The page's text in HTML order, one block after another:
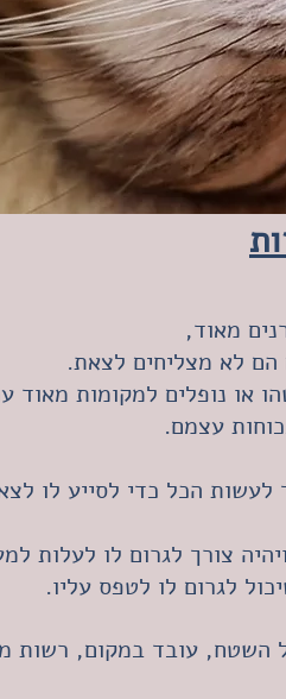
מאוד,
הם לא מצליחים לצאת.
או נופלים למקומות מאוד
עצמם.
לעשות הכל כדי לסייע לו
צורך לגרום לו לעלות
לגרום לו לטפס עליו.
עובד במקום, רשות